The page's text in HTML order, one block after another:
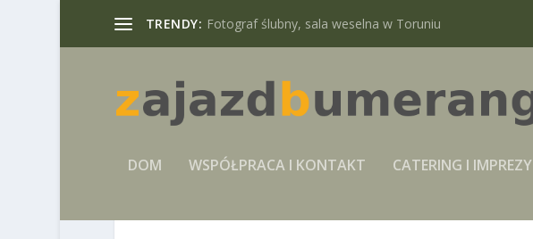
TRENDY: Fotograf ślubny, sala weselna w Toruniu
DOM WSPÓŁPRACA I KONTAKT CATERING I IMPREZY